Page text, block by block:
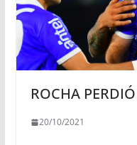
ROCHA
20/10/2021